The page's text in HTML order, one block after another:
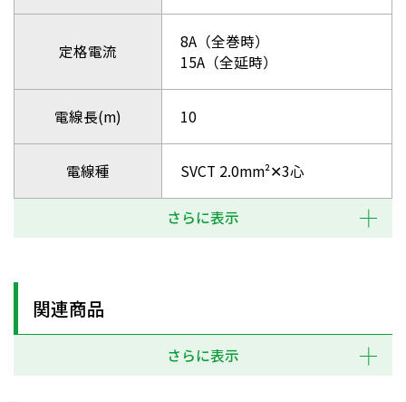
定格電流
8A（全巻時）
15A（全延時）
電線長(m) 10
電線種 SVCT 2.0mm²✕3心
さらに表示
関連商品
さらに表示